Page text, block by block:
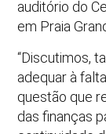
auditório do
em Praia
“Discutimos,
adequar à
questão que
das finanças